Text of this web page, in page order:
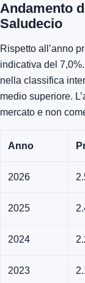
Andamento
Saludecio
Rispetto all’anno
indicativa del
nella classifica
medio superiore.
mercato e non
Anno
2026
2025
2024
2023